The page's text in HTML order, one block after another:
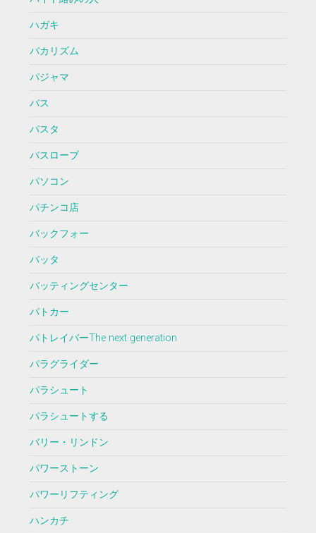
ハガキ
バカリズム
パジャマ
バス
パスタ
バスローブ
パソコン
パチンコ店
バックフォー
バッタ
バッティングセンター
パトカー
パトレイバーThe next generation
パラグライダー
パラシュート
パラシュートする
バリー・リンドン
パワーストーン
パワーリフティング
ハンカチ